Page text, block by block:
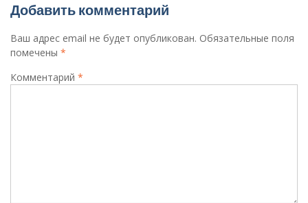
Добавить комментарий
Ваш адрес email не будет опубликован. Обязательные поля
помечены *
Комментарий *